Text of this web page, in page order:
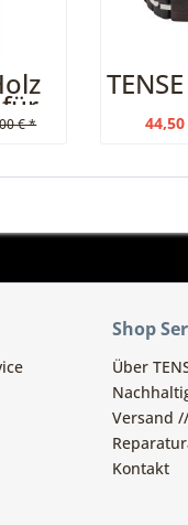
€ *
Shop
Über
Versand
Kontakt